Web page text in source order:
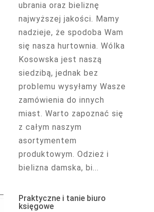
ubrania oraz bieliznę
najwyższej jakości. Mamy
nadzieje, że spodoba Wam
się nasza hurtownia. Wólka
Kosowska jest naszą
siedzibą, jednak bez
problemu wysyłamy Wasze
zamówienia do innych
miast. Warto zapoznać się
z całym naszym
asortymentem
produktowym. Odzież i
bielizna damska, bi...
Praktyczne i tanie biuro
księgowe